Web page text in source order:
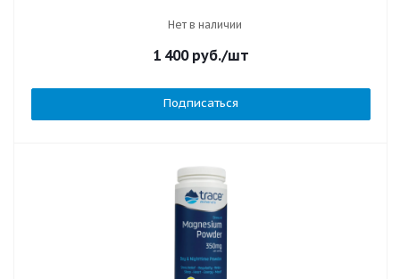
Нет в наличии
1 400руб./шт
Подписаться